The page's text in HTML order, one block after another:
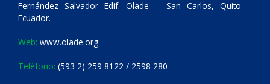
Fernández Salvador Edif. Olade – San Carlos, Quito –
Ecuador.
Web: www.olade.org
Teléfono: (593 2) 259 8122 / 2598 280